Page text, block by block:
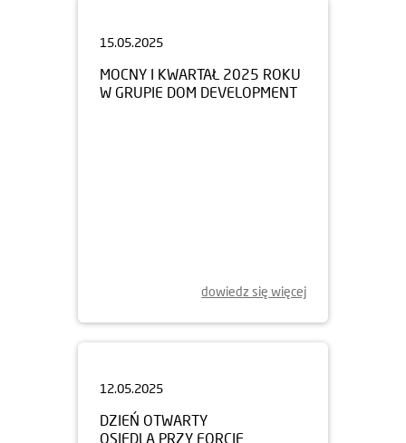
MOCNY I KWARTAŁ 2025 ROKU
W GRUPIE DOM DEVELOPMENT
dowiedz się więcej
DZIEŃ OTWARTY
OSIEDLA PRZY FORCIE
17.05.2025